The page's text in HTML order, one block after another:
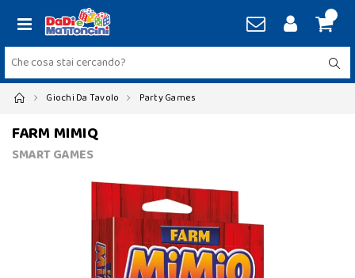
Giochi Da Tavolo Party Games
FARM MIMIQ
SMART GAMES